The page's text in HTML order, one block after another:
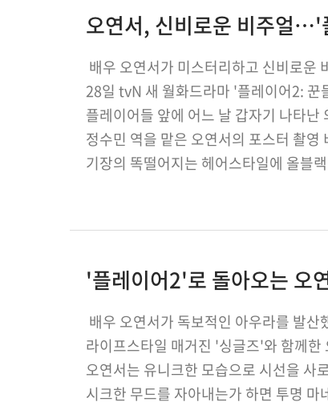
오연서, 신비로운 비주얼…'
배우 오연서가 미스터리하고 신비로운
28일 tvN 새 월화드라마 '플레이어2: 꾼
플레이어들 앞에 어느 날 갑자기 나타
정수민 역을 맡은 오연서의 포스터 촬
기장의 똑떨어지는 헤어스타일에 올블
'플레이어2'로 돌아오는 오
배우 오연서가 독보적인 아우라를 발
라이프스타일 매거진 '싱글즈'와 함께
오연서는 유니크한 모습으로 시선을 사
시크한 무드를 자아내는가 하면 투명